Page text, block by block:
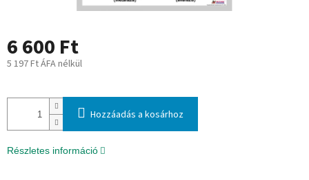
6 600 Ft
5 197 Ft ÁFA nélkül
Hozzáadás a kosárhoz
Részletes információ